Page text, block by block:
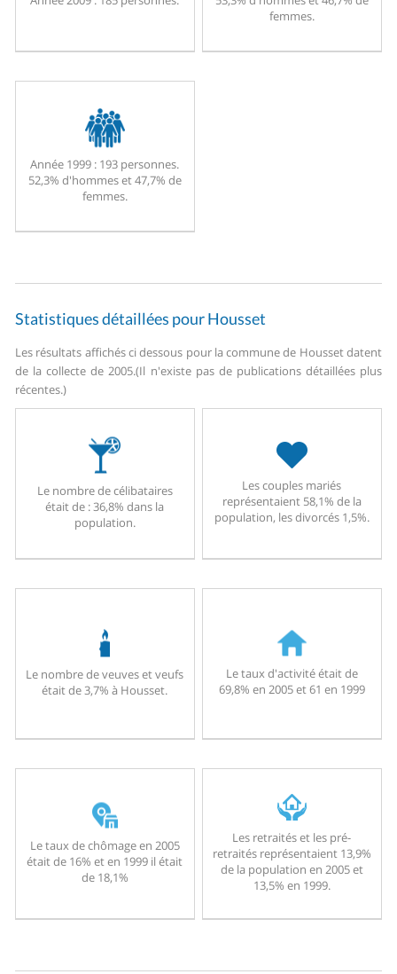
femmes.
Année 1999 : 193 personnes.
52,3% d'hommes et 47,7% de
femmes.
Statistiques détaillées pour Housset
Les résultats affichés ci dessous pour la commune de Housset datent
de la collecte de 2005.(Il n'existe pas de publications détaillées plus
récentes.)
Le nombre de célibataires
était de : 36,8% dans la
population.
Les couples mariés
représentaient 58,1% de la
population, les divorcés 1,5%.
Le nombre de veuves et veufs
était de 3,7% à Housset.
Le taux d'activité était de
69,8% en 2005 et 61 en 1999
Le taux de chômage en 2005
était de 16% et en 1999 il était
de 18,1%
Les retraités et les pré-
retraités représentaient 13,9%
de la population en 2005 et
13,5% en 1999.